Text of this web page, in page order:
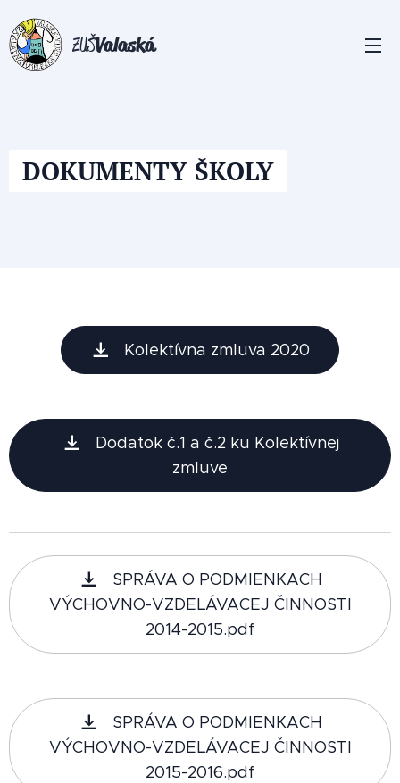
ZUŠValaská
DOKUMENTY ŠKOLY
Kolektívna zmluva 2020
Dodatok č.1 a č.2 ku Kolektívnej
zmluve
SPRÁVA O PODMIENKACH
VÝCHOVNO-VZDELÁVACEJ ČINNOSTI
2014-2015.pdf
SPRÁVA O PODMIENKACH
VÝCHOVNO-VZDELÁVACEJ ČINNOSTI
2015-2016.pdf